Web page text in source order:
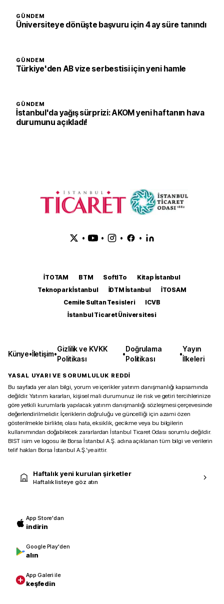
GÜNDEM
Üniversiteye dönüşte başvuru için 4 ay süre tanındı
GÜNDEM
Türkiye'den AB vize serbestisi için yeni hamle
GÜNDEM
İstanbul'da yağış sürprizi: AKOM yeni haftanın hava
durumunu açıkladı!
• • • •
İTOTAM BTM SoftITo
Kitap İstanbul
Teknopark İstanbul
İDTM İstanbul
İTOSAM
Cemile Sultan Tesisleri
ICVB
İstanbul Ticaret Üniversitesi
Künye•İletişim•
Gizlilik ve KVKK
Politikası
•
Doğrulama
Politikası
•
Yayın
İlkeleri
YASAL UYARI VE SORUMLULUK REDDİ
Bu sayfada yer alan bilgi, yorum ve içerikler yatırım danışmanlığı kapsamında
değildir. Yatırım kararları, kişisel mali durumunuz ile risk ve getiri tercihlerinize
göre yetkili kurumlarla yapılacak yatırım danışmanlığı sözleşmesi çerçevesinde
değerlendirilmelidir. İçeriklerin doğruluğu ve güncelliği için azami özen
gösterilmekle birlikte, olası hata, eksiklik, gecikme veya bu bilgilerin
kullanımından doğabilecek zararlardan İstanbul Ticaret Odası sorumlu değildir.
BIST isim ve logosu ile Borsa İstanbul A.Ş. adına açıklanan tüm bilgi ve verilerin
telif hakları Borsa İstanbul A.Ş.’ye aittir.
Haftalık yeni kurulan şirketler
Haftalık listeye göz atın
App Store'dan
indirin
Google Play'den
alın
App Galeri ile
keşfedin